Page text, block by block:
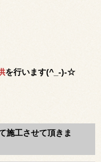
を行います(^_-)-☆
施工させて頂きま